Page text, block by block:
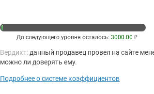
До следующего уровня осталось:3000.00 ₽
Вердикт: данный продавец провел на сайте
можно ли доверять ему.
Подробнее о системе коэффициентов